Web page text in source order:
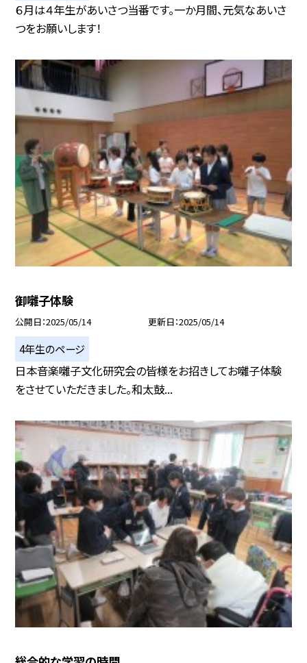
６月は４年生があいさつ当番です。一か月間、元気なあいさ
つをお願いします！
御囃子体験
公開日 2025/05/14 更新日 2025/05/14
4年生のページ
日本音楽囃子文化研究会の皆様をお招きしてお囃子体験
をさせていただきました。和太鼓...